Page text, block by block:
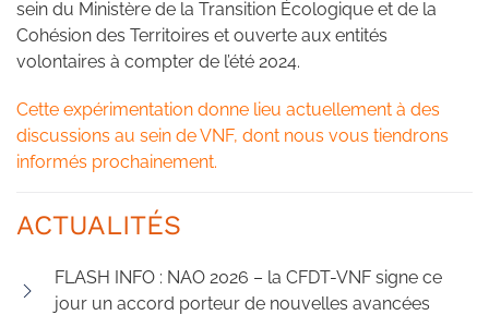
sein du Ministère de la Transition Écologique et de la
Cohésion des Territoires et ouverte aux entités
volontaires à compter de l’été 2024.
Cette expérimentation donne lieu actuellement à des
discussions au sein de VNF, dont nous vous tiendrons
informés prochainement.
ACTUALITÉS
FLASH INFO : NAO 2026 – la CFDT-VNF signe ce
jour un accord porteur de nouvelles avancées